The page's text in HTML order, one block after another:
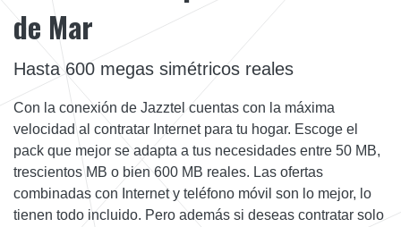
de Mar
Hasta 600 megas simétricos reales
Con la conexión de Jazztel cuentas con la máxima
velocidad al contratar Internet para tu hogar. Escoge el
pack que mejor se adapta a tus necesidades entre 50 MB,
trescientos MB o bien 600 MB reales. Las ofertas
combinadas con Internet y teléfono móvil son lo mejor, lo
tienen todo incluido. Pero además si deseas contratar solo